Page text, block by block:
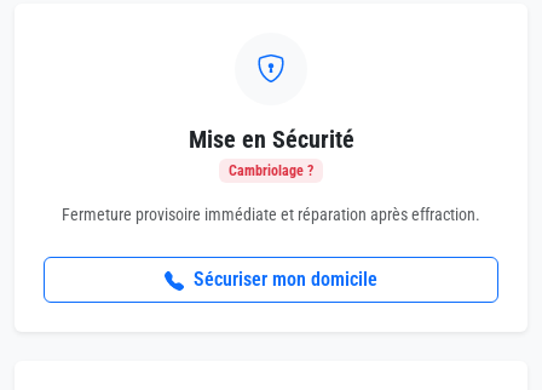
Mise en Sécurité
Cambriolage ?
Fermeture provisoire immédiate et réparation après effraction.
Sécuriser mon domicile